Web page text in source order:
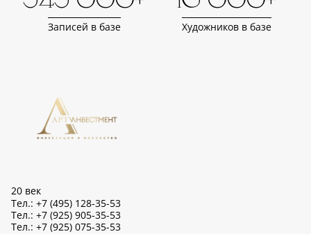
Записей в базе Художников в базе
20 век
Тел.: +7 (495) 128-35-53
Тел.: +7 (925) 905-35-53
Тел.: +7 (925) 075-35-53